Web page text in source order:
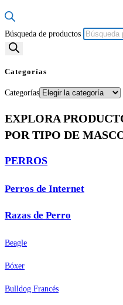
Búsqueda de productos
Categorías
Categorías
EXPLORA
POR TIPO DE
PERROS
Perros de Internet
Razas de Perro
Beagle
Bóxer
Bulldog Francés